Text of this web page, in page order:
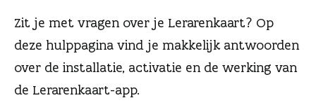
a
a
Zit je met vragen over je Lerarenkaart? Op
deze hulppagina vind je makkelijk antwoorden
over de installatie, activatie en de werking van
de Lerarenkaart-app.